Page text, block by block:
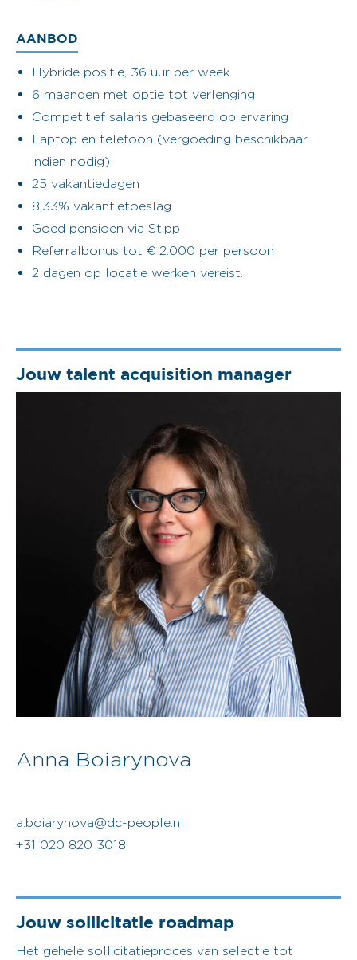
Jouw talent acquisition manager
Anna Boiarynova
a.boiarynova@dc-people.nl
+31 020 820 3018
Jouw sollicitatie roadmap
Het gehele sollicitatieproces van selectie tot
AANBOD
Hybride positie, 36 uur per week
6 maanden met optie tot verlenging
Competitief salaris gebaseerd op ervaring
Laptop en telefoon (vergoeding beschikbaar
indien nodig)
25 vakantiedagen
8,33% vakantietoeslag
Goed pensioen via Stipp
Referralbonus tot € 2.000 per persoon
2 dagen op locatie werken vereist.